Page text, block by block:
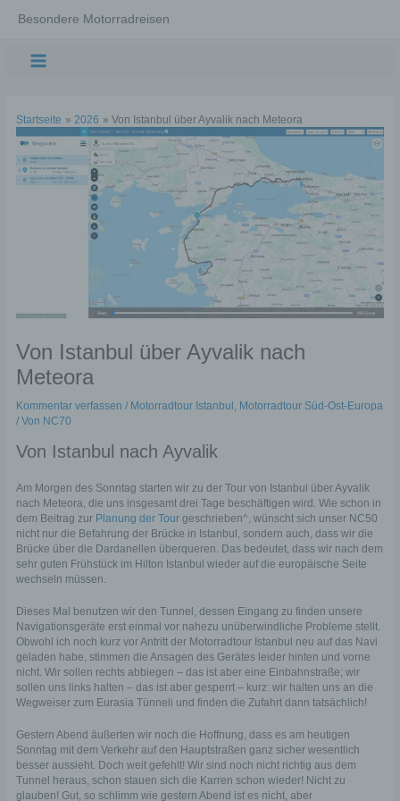
InhaltBesondere Motorradreisen
Main
Startseite 2026 Von Istanbul über Ayvalik nach Meteora
Von Istanbul über Ayvalik nach
Meteora
Kommentar verfassen / Motorradtour Istanbul , Motorradtour Süd-Ost-Europa
/ Von NC70
Von Istanbul nach Ayvalik
Am Morgen des Sonntag starten wir zu der Tour von Istanbul über Ayvalik
nach Meteora, die uns insgesamt drei Tage beschäftigen wird. Wie schon in
dem Beitrag zur Planung der Tour geschrieben^, wünscht sich unser NC50
nicht nur die Befahrung der Brücke in Istanbul, sondern auch, dass wir die
Brücke über die Dardanellen überqueren. Das bedeutet, dass wir nach dem
sehr guten Frühstück im Hilton Istanbul wieder auf die europäische Seite
wechseln müssen.
Dieses Mal benutzen wir den Tunnel, dessen Eingang zu finden unsere
Navigationsgeräte erst einmal vor nahezu unüberwindliche Probleme stellt.
Obwohl ich noch kurz vor Antritt der Motorradtour Istanbul neu auf das Navi
geladen habe, stimmen die Ansagen des Gerätes leider hinten und vorne
nicht. Wir sollen rechts abbiegen – das ist aber eine Einbahnstraße; wir
sollen uns links halten – das ist aber gesperrt – kurz: wir halten uns an die
Wegweiser zum Eurasia Tünneli und finden die Zufahrt dann tatsächlich!
Gestern Abend äußerten wir noch die Hoffnung, dass es am heutigen
Sonntag mit dem Verkehr auf den Hauptstraßen ganz sicher wesentlich
besser aussieht. Doch weit gefehlt! Wir sind noch nicht richtig aus dem
Tunnel heraus, schon stauen sich die Karren schon wieder! Nicht zu
glauben! Gut, so schlimm wie gestern Abend ist es nicht, aber